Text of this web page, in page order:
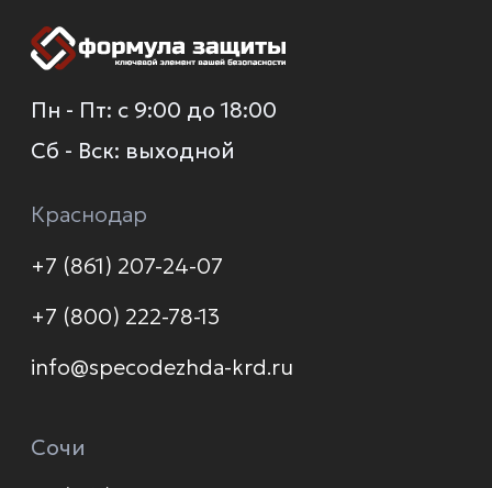
О компании
Услуги
© 2026 Формула защиты
Контакты
Каталог
Новинки